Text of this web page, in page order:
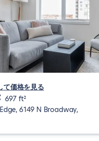
て価格を見る
697 ft²
6149 N Broadway,